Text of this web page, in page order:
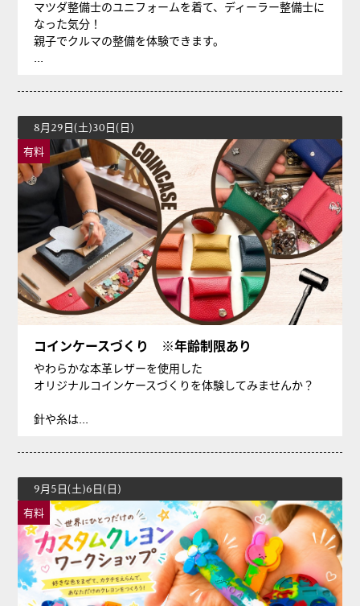
マツダ整備士のユニフォームを着て、ディーラー整備士に
なった気分！
親子でクルマの整備を体験できます。
...
8月29日(土)30日(日)
有料
コインケースづくり ※年齢制限あり
やわらかな本革レザーを使用した
オリジナルコインケースづくりを体験してみませんか？
針や糸は...
9月5日(土)6日(日)
有料